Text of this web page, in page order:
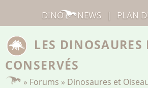
LES DINOSAURES
CONSERVÉS
» Forums » Dinosaures et
DINO NEWS | PLAN